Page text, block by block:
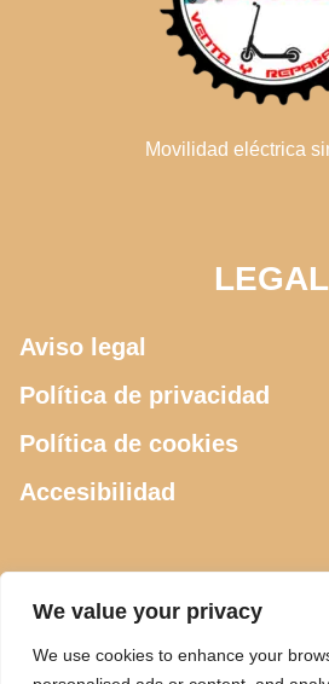
We value your privacy
We use cookies to enhance your
Movilidad eléctrica
LEGAL
Aviso legal
Política de privacidad
Política de cookies
Accesibilidad
615 505 289